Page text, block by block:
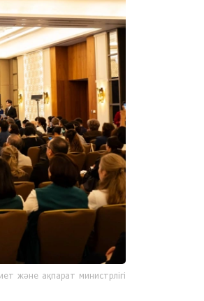
және ақпарат министрлігі